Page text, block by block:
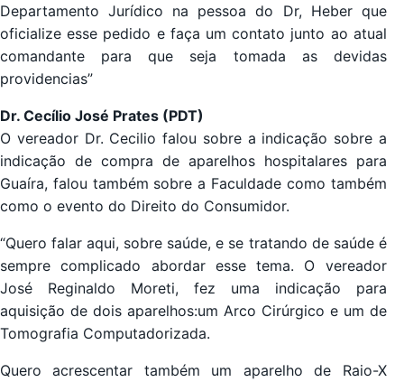
Departamento Jurídico na pessoa do Dr, Heber que
oficialize esse pedido e faça um contato junto ao atual
comandante para que seja tomada as devidas
providencias”
Dr. Cecílio José Prates (PDT)
O vereador Dr. Cecilio falou sobre a indicação sobre a
indicação de compra de aparelhos hospitalares para
Guaíra, falou também sobre a Faculdade como também
como o evento do Direito do Consumidor.
“Quero falar aqui, sobre saúde, e se tratando de saúde é
sempre complicado abordar esse tema. O vereador
José Reginaldo Moreti, fez uma indicação para
aquisição de dois aparelhos:um Arco Cirúrgico e um de
Tomografia Computadorizada.
Quero acrescentar também um aparelho de Raio-X